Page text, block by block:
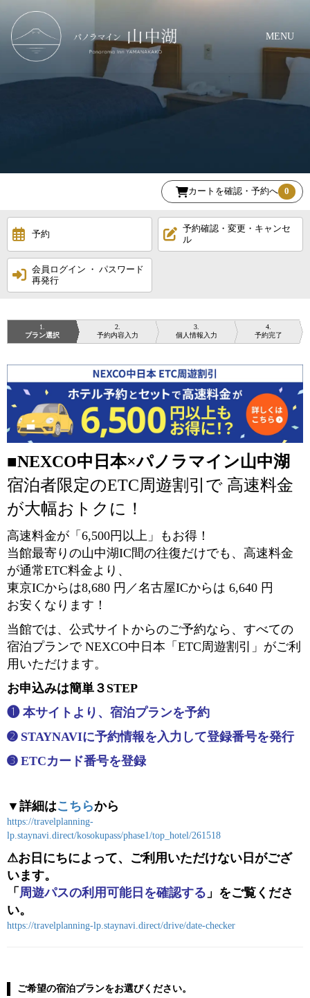
MENU
カートを確認・予約へ 0
予約
予約確認・変更・キャンセ
ル
会員ログイン ・ パスワード
再発行
1
プラン選択
2
予約内容入力
3
個人情報入力
4
予約完了
■NEXCO中日本×パノラマイン山中湖
宿泊者限定のETC周遊割引で 高速料金
が大幅おトクに！
高速料金が「6,500円以上」もお得！
当館最寄りの山中湖IC間の往復だけでも、高速料金
が通常ETC料金より、
東京ICからは8,680 円／名古屋ICからは 6,640 円
お安くなります！
当館では、公式サイトからのご予約なら、すべての
宿泊プランで NEXCO中日本「ETC周遊割引」がご利
用いただけます。
お申込みは簡単３STEP
❶ 本サイトより、宿泊プランを予約
➋ STAYNAVIに予約情報を入力して登録番号を発行
➌ ETCカード番号を登録
▼詳細はこちらから
https://travelplanning-
lp.staynavi.direct/kosokupass/phase1/top_hotel/261518
⚠お日にちによって、ご利用いただけない日がござ
います。
「 周遊パスの利用可能日を確認する 」をご覧くださ
い。
https://travelplanning-lp.staynavi.direct/drive/date-checker
ご希望の宿泊プランをお選びください。